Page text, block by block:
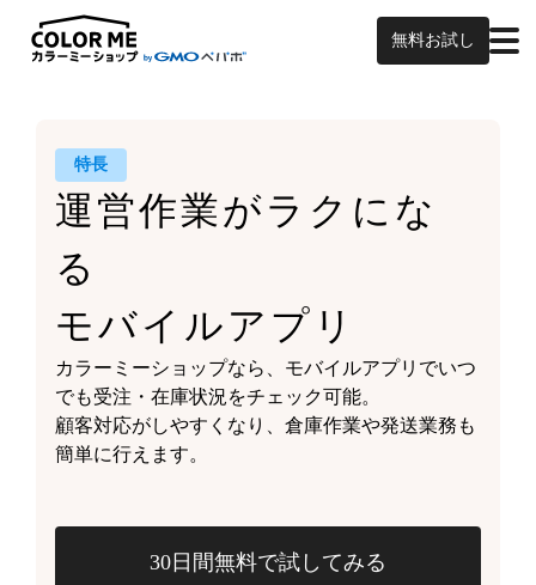
無料お試し
特長
運営作業がラクにな
る
モバイルアプリ
カラーミーショップなら、 モバイルアプリでいつ
でも受注・在庫状況をチェック可能。
顧客対応がしやすくなり、倉庫作業や発送業務も
簡単に行えます。
30日間無料で試してみる